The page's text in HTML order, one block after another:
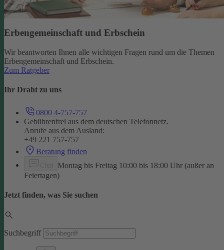
Erbengemeinschaft und Erbschein
Wir beantworten Ihnen alle wichtigen Fragen rund um die Themen
Erbengemeinschaft und Erbschein.
Zum Ratgeber
Ihr Draht zu uns
0800 4-757-757
Gebührenfrei aus dem deutschen Telefonnetz.
Anrufe aus dem Ausland:
+49 221 757-757
Beratung finden
Montag bis Freitag 10:00 bis 18:00 Uhr (außer an
Feiertagen)
Jetzt finden, was Sie suchen
Suchbegriff